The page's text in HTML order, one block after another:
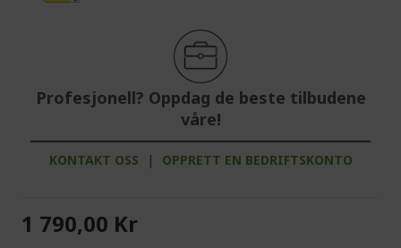
Profesjonell? Oppdag de beste tilbudene
våre!
KONTAKT OSS | OPPRETT EN BEDRIFTSKONTO
1 790,00 Kr